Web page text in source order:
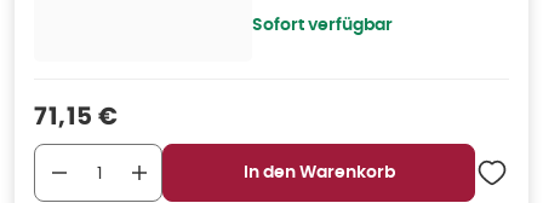
Sofort verfügbar
Verkaufspreis
71,15 €
In den Warenkorb